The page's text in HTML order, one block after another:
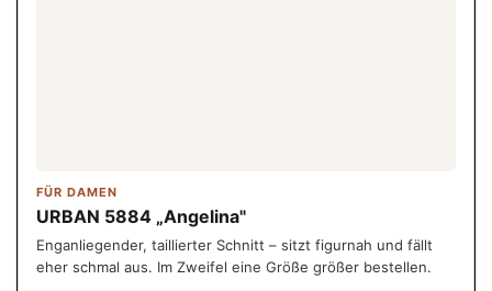
FÜR DAMEN
URBAN 5884 „Angelina"
Enganliegender, taillierter Schnitt – sitzt figurnah und fällt
eher schmal aus. Im Zweifel eine Größe größer bestellen.